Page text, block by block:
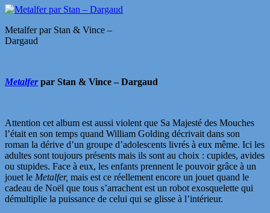
Metalfer par Stan & Vince –
Dargaud
Metalferpar Stan & Vince – Dargaud
Attention cet album est aussi violent que Sa Majesté des Mouches
l’était en son temps quand William Golding décrivait dans son
roman la dérive d’un groupe d’adolescents livrés à eux même. Ici les
adultes sont toujours présents mais ils sont au choix : cupides, avides
ou stupides. Face à eux, les enfants prennent le pouvoir grâce à un
jouet le Metalfer, mais est ce réellement encore un jouet quand le
cadeau de Noël que tous s’arrachent est un robot exosquelette qui
démultiplie la puissance de celui qui se glisse à l’intérieur.